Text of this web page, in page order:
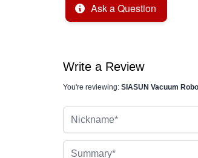
Ask a Question
Write a Review
You're reviewing: SIASUN Vacuum